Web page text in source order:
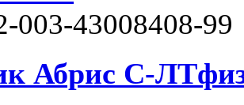
003-43008408-99
Абрис С-